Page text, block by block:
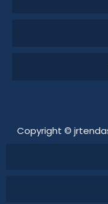
MONTAGEM DE STANDS
FORNECEDORES DE
Copyright ©